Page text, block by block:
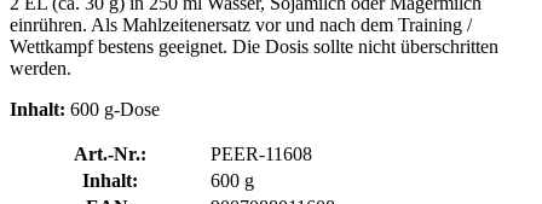
einrühren. Als Mahlzeitenersatz vor und nach dem Training /
Wettkampf bestens geeignet. Die Dosis sollte nicht überschritten
werden.
Inhalt: 600 g-Dose
Art.-Nr.:
PEER-11608
Inhalt:
600 g